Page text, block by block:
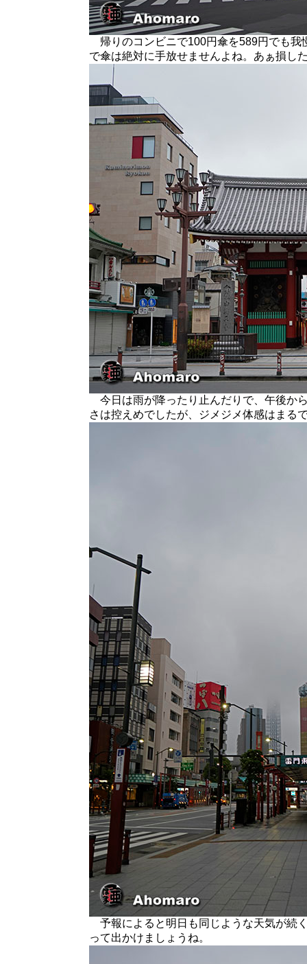
帰りのコンビニで100円傘を589円でも我
で傘は絶対に手放せませんよね。あぁ損し
今日は雨が降ったり止んだりで、午後か
さは控えめでしたが、ジメジメ体感はまる
予報によると明日も同じような天気が続
って出かけましょうね。